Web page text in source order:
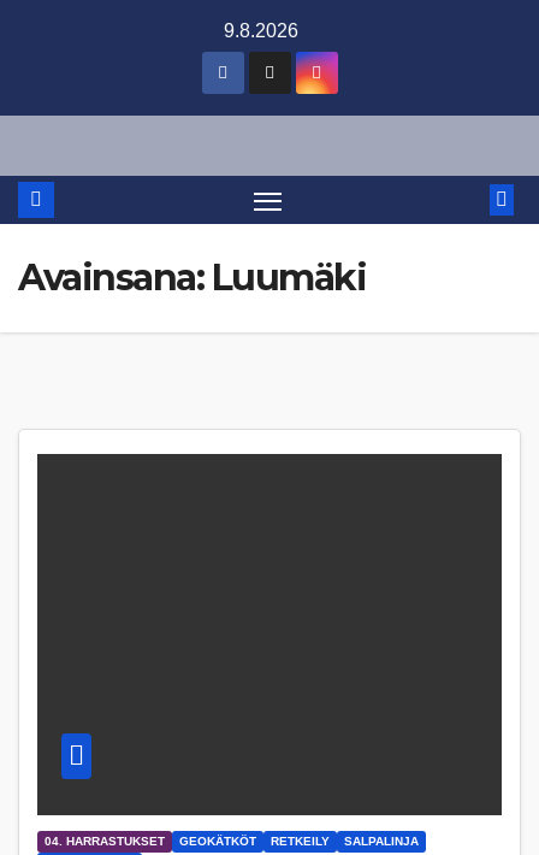
9.8.2026
Avainsana: Luumäki
04. HARRASTUKSET GEOKÄTKÖT RETKEILY
SALPALINJA